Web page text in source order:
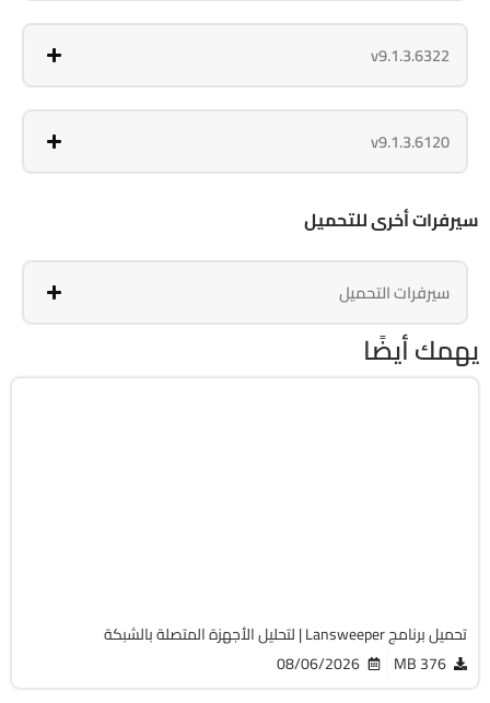
v9.1.3.6322
v9.1.3.6120
سيرفرات أخرى للتحميل
سيرفرات التحميل
يهمك أيضًا
تحميل برنامج Lansweeper | لتحليل الأجهزة المتصلة بالشبكة
376 MB
08/06/2026